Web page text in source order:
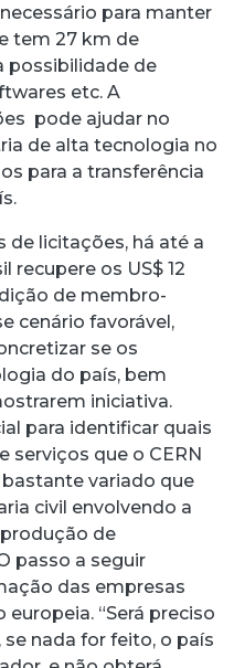
para manter
tem 27 km de
possibilidade de
etc. A
pode ajudar no
de alta tecnologia no
para a transferência
de licitações, há até a
recupere os US$ 12
de membro-
cenário favorável,
se os
do país, bem
iniciativa.
para identificar quais
serviços que o CERN
variado que
civil envolvendo a
de
passo a seguir
das empresas
“Será preciso
nada for feito, o país